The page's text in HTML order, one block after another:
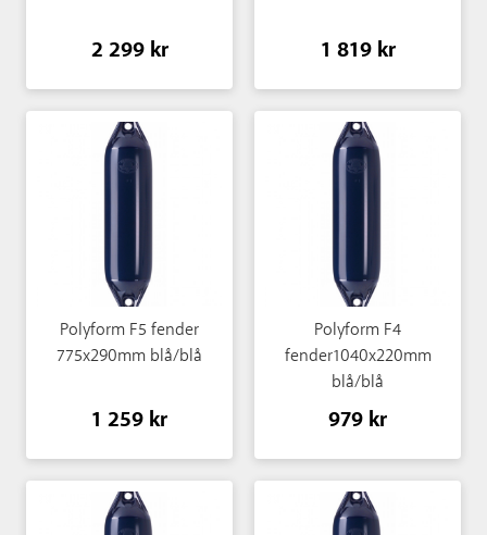
2 299 kr 1 819 kr
Polyform F5 fender
775x290mm blå/blå
1 259 kr
Polyform F4
fender1040x220mm
blå/blå
979 kr